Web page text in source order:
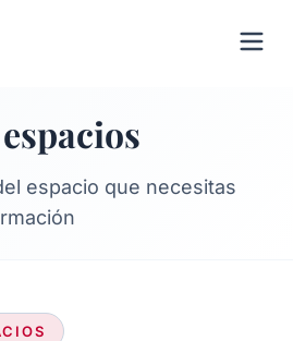
espacio que necesitas